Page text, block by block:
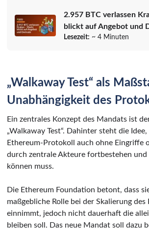
2.957 BTC verlassen
blickt auf Angebot und
Lesezeit: ~ 4 Minuten
„Walkaway Test“ als
Unabhängigkeit des
Ein zentrales Konzept des Mandats ist
„Walkaway Test“. Dahinter steht die Idee,
Ethereum-Protokoll auch ohne Eingriffe
durch zentrale Akteure fortbestehen
können muss.
Die Ethereum Foundation betont, dass
maßgebliche Rolle bei der Skalierung
einnimmt, jedoch nicht dauerhaft die
bleiben soll. Das neue Mandat soll dazu